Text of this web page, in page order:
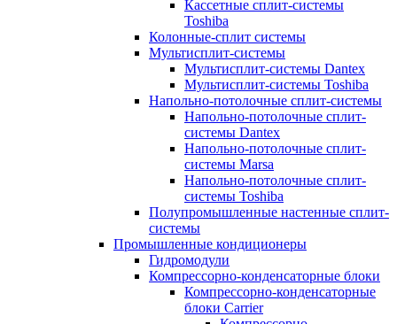
Кассетные сплит-системы
Toshiba
Колонные-сплит системы
Мультисплит-системы
Мультисплит-системы Dantex
Мультисплит-системы Toshiba
Напольно-потолочные сплит-системы
Напольно-потолочные сплит-
системы Dantex
Напольно-потолочные сплит-
системы Marsa
Напольно-потолочные сплит-
системы Toshiba
Полупромышленные настенные сплит-
системы
Промышленные кондиционеры
Гидромодули
Компрессорно-конденсаторные блоки
Компрессорно-конденсаторные
блоки Carrier